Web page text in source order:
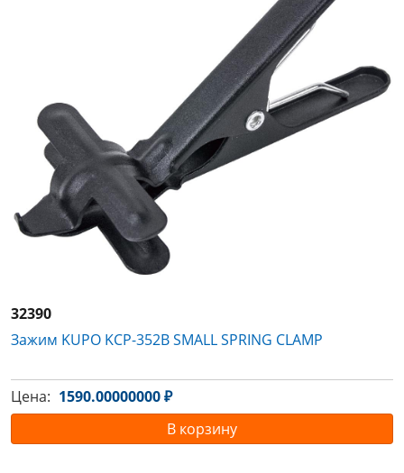
32390
Зажим KUPO KCP-352B SMALL SPRING CLAMP
Цена: 1590.00000000 ₽
В корзину